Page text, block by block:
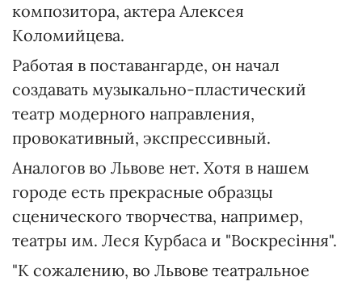
композитора, актера Алексея
Коломийцева.
Работая в поставангарде, он начал
создавать музыкально-пластический
театр модерного направления,
провокативный, экспрессивный.
Аналогов во Львове нет. Хотя в нашем
городе есть прекрасные образцы
сценического творчества, например,
театры им. Леся Курбаса и "Воскресіння".
"К сожалению, во Львове театральное